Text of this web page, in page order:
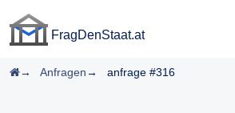
FragDenStaat.at
Startseite
Anfragen anfrage #316